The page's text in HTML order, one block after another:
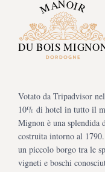
Votato da Tripadvisor
10% di hotel in tutto il
Mignon è una splendida
costruita intorno al
un piccolo borgo tra le
vigneti e boschi